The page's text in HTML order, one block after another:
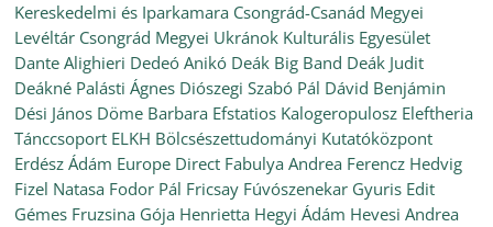
Kereskedelmi és Iparkamara Csongrád-Csanád Megyei
Levéltár Csongrád Megyei Ukránok Kulturális Egyesület
Dante Alighieri Dedeó Anikó Deák Big Band Deák Judit
Deákné Palásti Ágnes Diószegi Szabó Pál Dávid Benjámin
Dési János Döme Barbara Efstatios Kalogeropulosz Eleftheria
Tánccsoport ELKH Bölcsészettudományi Kutatóközpont
Erdész Ádám Europe Direct Fabulya Andrea Ferencz Hedvig
Fizel Natasa Fodor Pál Fricsay Fúvószenekar Gyuris Edit
Gémes Fruzsina Gója Henrietta Hegyi Ádám Hevesi Andrea